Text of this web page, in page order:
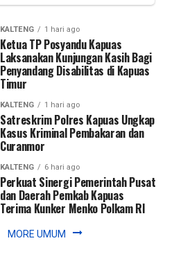
KALTENG 1 hari ago
Ketua TP Posyandu Kapuas
Laksanakan Kunjungan Kasih Bagi
Penyandang Disabilitas di Kapuas
Timur
KALTENG 1 hari ago
Satreskrim Polres Kapuas Ungkap
Kasus Kriminal Pembakaran dan
Curanmor
KALTENG 6 hari ago
Perkuat Sinergi Pemerintah Pusat
dan Daerah Pemkab Kapuas
Terima Kunker Menko Polkam RI
MORE UMUM